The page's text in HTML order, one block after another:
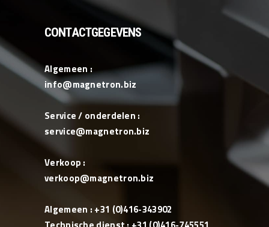
CONTACTGEGEVENS
Algemeen :
info@magnetron.biz
Service / onderdelen :
service@magnetron.biz
Verkoop :
verkoop@magnetron.biz
Algemeen : +31 (0)416-343902